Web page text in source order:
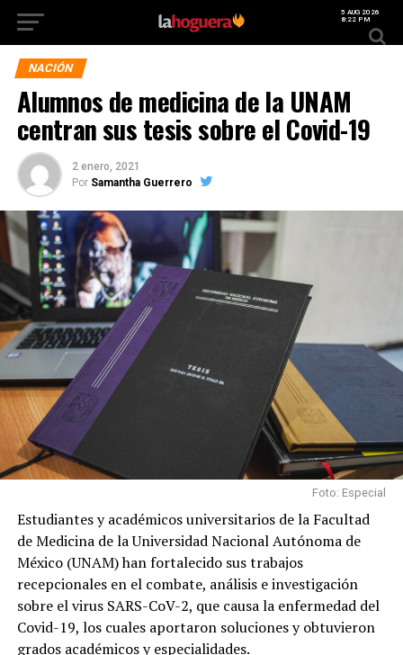
5 AUG 2026
8:22 PM
NACIÓN
Alumnos de medicina de la UNAM
centran sus tesis sobre el Covid-19
2 enero, 2021
Por Samantha Guerrero
Foto: Especial
Estudiantes y académicos universitarios de la Facultad
de Medicina de la Universidad Nacional Autónoma de
México (UNAM) han fortalecido sus trabajos
recepcionales en el combate, análisis e investigación
sobre el virus SARS-CoV-2, que causa la enfermedad del
Covid-19, los cuales aportaron soluciones y obtuvieron
grados académicos y especialidades.